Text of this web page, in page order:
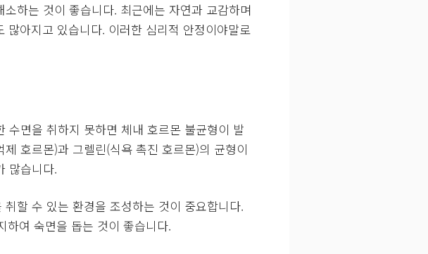
하는 것이 좋습니다. 최근에는 자연과 교감하며
많아지고 있습니다. 이러한 심리적 안정이야말로
수면을 취하지 못하면 체내 호르몬 불균형이 발
호르몬)과 그렐린(식욕 촉진 호르몬)의 균형이
많습니다.
할 수 있는 환경을 조성하는 것이 중요합니다.
하여 숙면을 돕는 것이 좋습니다.